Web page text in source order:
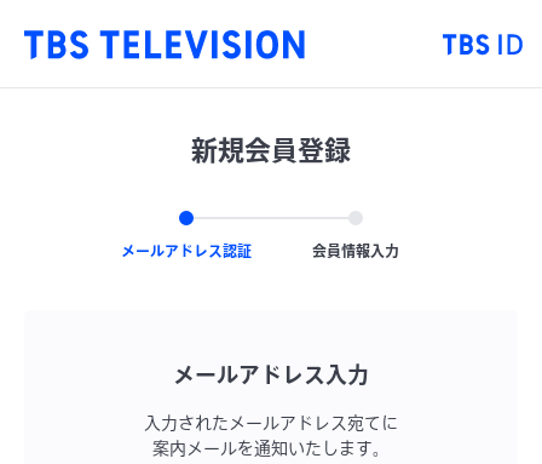
新規会員登録
メールアドレス認証 会員情報入力
メールアドレス入力
入力されたメールアドレス宛てに
案内メールを通知いたします。